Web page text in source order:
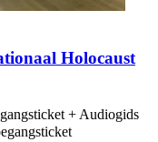
Holocaust
+ Audiogids